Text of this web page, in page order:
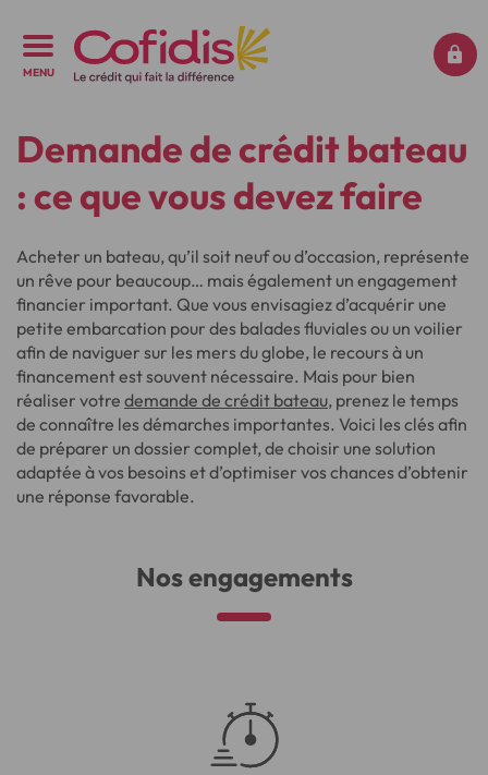
MENU
Demande de crédit bateau
: ce que vous devez faire
Acheter un bateau, qu’il soit neuf ou d’occasion, représente
un rêve pour beaucoup… mais également un engagement
financier important. Que vous envisagiez d’acquérir une
petite embarcation pour des balades fluviales ou un voilier
afin de naviguer sur les mers du globe, le recours à un
financement est souvent nécessaire. Mais pour bien
réaliser votre demande de crédit bateau, prenez le temps
de connaître les démarches importantes. Voici les clés afin
de préparer un dossier complet, de choisir une solution
adaptée à vos besoins et d’optimiser vos chances d’obtenir
une réponse favorable.
Nos engagements